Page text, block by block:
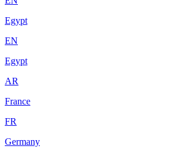
Egypt
EN
Egypt
AR
France
FR
Germany